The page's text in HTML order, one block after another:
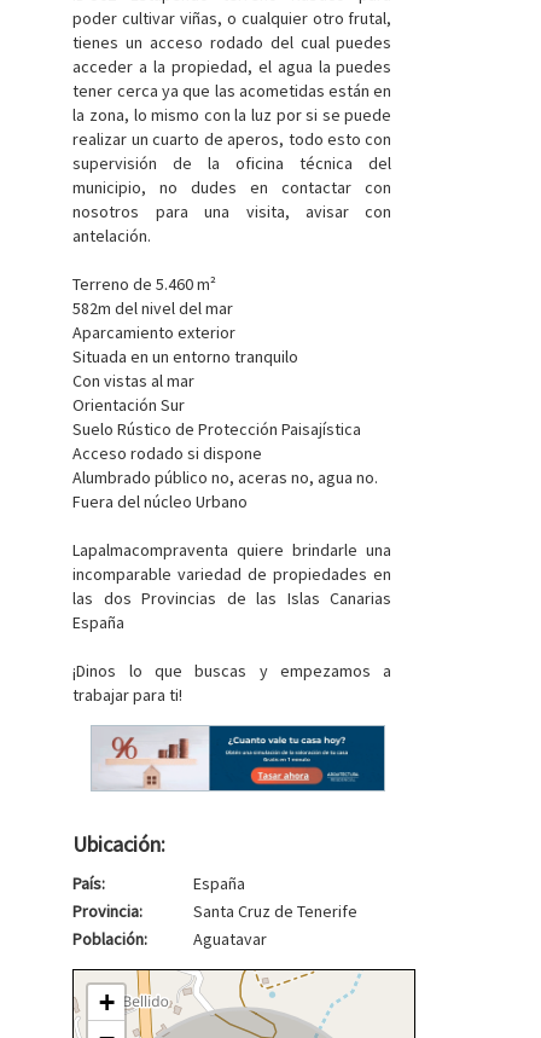
poder cultivar viñas, o cualquier otro frutal,
tienes un acceso rodado del cual puedes
acceder a la propiedad, el agua la puedes
tener cerca ya que las acometidas están en
la zona, lo mismo con la luz por si se puede
realizar un cuarto de aperos, todo esto con
supervisión de la oficina técnica del
municipio, no dudes en contactar con
nosotros para una visita, avisar con
antelación.
Terreno de 5.460 m²
582m del nivel del mar
Aparcamiento exterior
Situada en un entorno tranquilo
Con vistas al mar
Orientación Sur
Suelo Rústico de Protección Paisajística
Acceso rodado si dispone
Alumbrado público no, aceras no, agua no.
Fuera del núcleo Urbano
Lapalmacompraventa quiere brindarle una
incomparable variedad de propiedades en
las dos Provincias de las Islas Canarias
España
¡Dinos lo que buscas y empezamos a
trabajar para ti!
Ubicación:
País:
España
Provincia:
Santa Cruz de Tenerife
Población:
Aguatavar
+